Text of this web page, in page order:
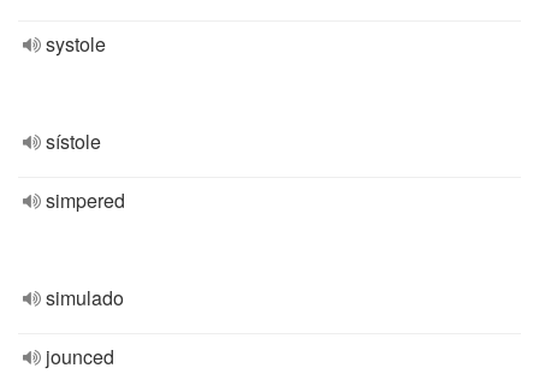
systole
sístole
simpered
simulado
jounced